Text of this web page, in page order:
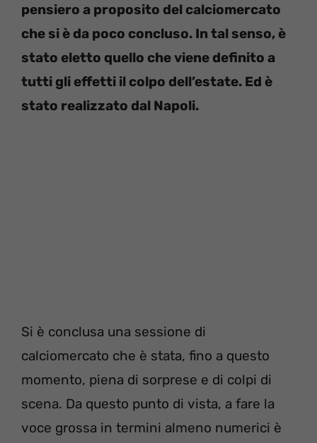
pensiero a proposito del calciomercato
che si è da poco concluso. In tal senso, è
stato eletto quello che viene definito a
tutti gli effetti il colpo dell’estate. Ed è
stato realizzato dal Napoli.
Si è conclusa una sessione di
calciomercato che è stata, fino a questo
momento, piena di sorprese e di colpi di
scena. Da questo punto di vista, a fare la
voce grossa in termini almeno numerici è